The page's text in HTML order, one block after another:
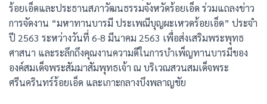
ร้อยเอ็ดและประธานสภาวัฒนธรรมจังหวัดร้อยเอ็ด ร่วมแถลงข่าว
การจัดงาน “มหาทานบารมี ประเพณีบุญผะเหวดร้อยเอ็ด” ประจำ
ปี 2563 ระหว่างวันที่ 6-8 มีนาคม 2563 เพื่อส่งเสริมพระพุทธ
ศาสนา และระลึกถึงคุณงานความดีในการบำเพ็ญทานบารมีของ
องค์สมเด็จพระสัมมาสัมพุทธเจ้า ณ บริเวณสวนสมเด็จพระ
ศรีนครินทร์ร้อยเอ็ด และเกาะกลางบึงพลาญชัย